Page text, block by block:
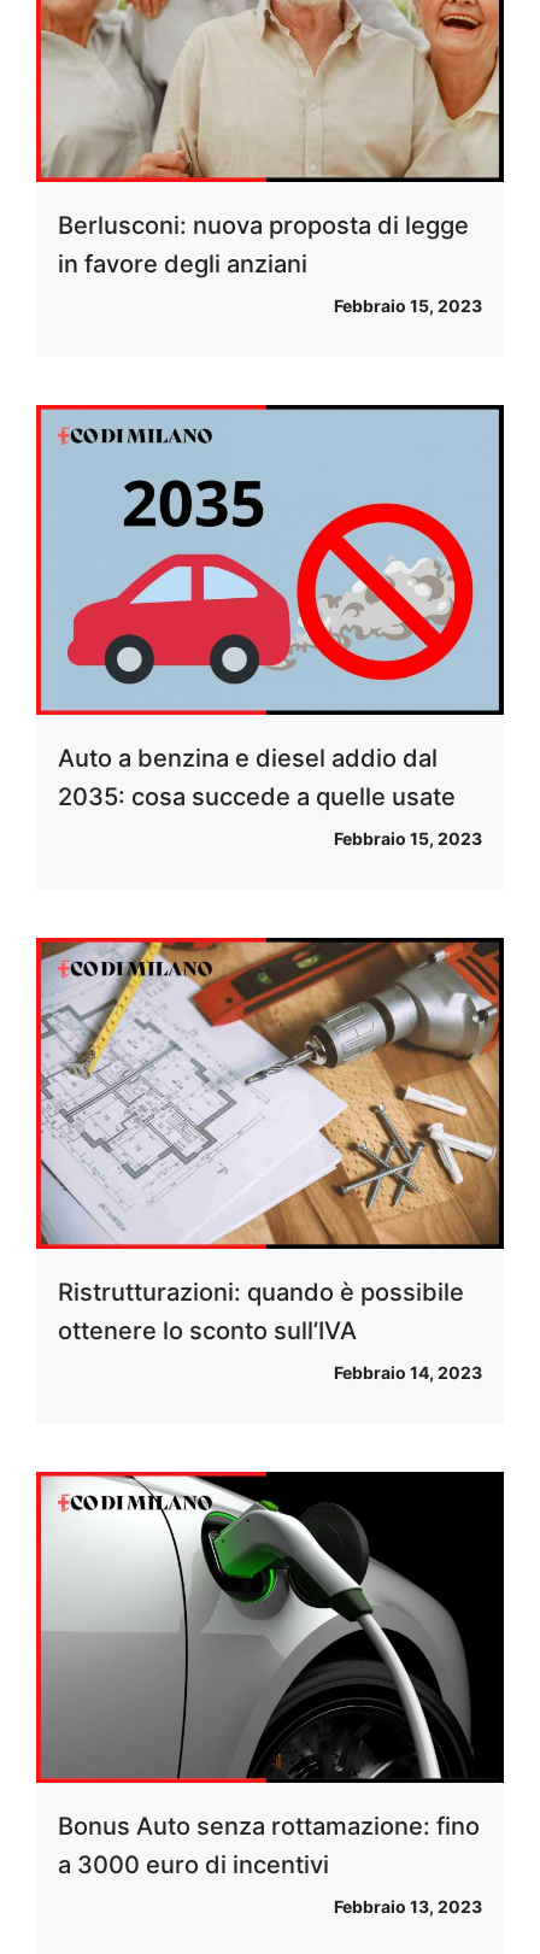
Berlusconi: nuova proposta di legge
in favore degli anziani
Febbraio 15, 2023
Auto a benzina e diesel addio dal
2035: cosa succede a quelle usate
Febbraio 15, 2023
Ristrutturazioni: quando è possibile
ottenere lo sconto sull’IVA
Febbraio 14, 2023
Bonus Auto senza rottamazione: fino
a 3000 euro di incentivi
Febbraio 13, 2023